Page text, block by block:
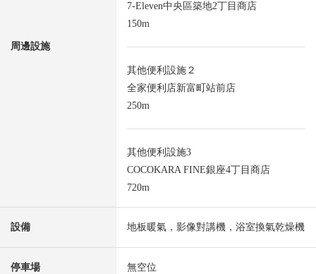
周邊設施
7-Eleven中央區築地2丁目商店
150m
其他便利設施２
全家便利店新富町站前店
250m
其他便利設施3
COCOKARA FINE銀座4丁目商店
720m
設備 地板暖氣，影像對講機，浴室換氣乾燥機
停車場 無空位